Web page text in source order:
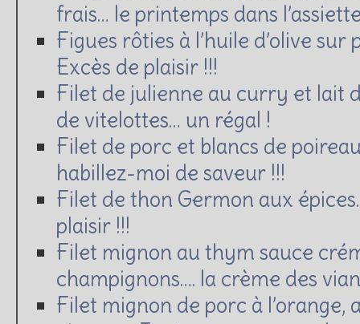
frais… le printemps dans
Figues rôties à l’huile d’olive sur
Excès de plaisir !!!
Filet de julienne au curry et lait
de vitelottes… un régal !
Filet de porc et blancs de
habillez-moi de saveur !!!
Filet de thon Germon aux
plaisir !!!
Filet mignon au thym sauce
champignons…. la crème des
Filet mignon de porc à l’orange,